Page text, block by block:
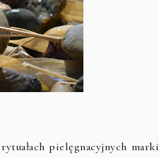
pielęgnacyjnych marki